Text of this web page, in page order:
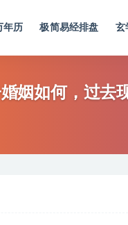
年历 极简易经排盘 玄
姻如何，过去